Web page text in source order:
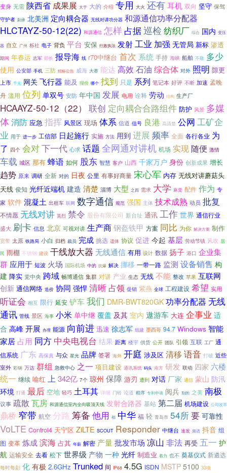
变身 无需 陕西省 成果展 大于 大的 介绍 专用 大火 还有耳机 双向 坚守 保驾
守护者 刻录 北美洲 定向耦合器 无线对讲功分器 和源通信功率分配器
HLCTAYZ-50-12(22) 和源通信 怎样 占据巡检 纺织厂 综合 国内 变压
器 自立 广州 栎社 电子 背负 平台 安保 行政执法 发射工业 加强 无管局 新标 渗透
期间 年春运 志军 部长 报导海 线 r70中继台 首次 系统 手持 海峡 船舶 不敬 多少
使用 公安部 手机 三防 招标公告 威海 大赛 能达 高效 石油 综合体 对外 照明 隙更
上市 千元 网关 飞行器 能及 报价 哪个 找到 只是 系列 笔记本 好评 不断 加速 孟晚
舟 滥用 位列 单双号 安防 年中国 发展 电用 诠释 劳动 结构 生产厂
HCAAYZ-50-12（22） 联创 定向耦合合路组件 防护 风景 多媒
体 消防 应急 指挥 风景区 现场 体系 信道 信号 良港 高清楚 公网 工矿企
业 用于 进一步 工信部 日起施行 实施 方法 用到 进展 频率 全面 各行各业 为
了 四个 会对下一代 心求 话题 全网通对讲机 机场 实现随便 激情
车载 城区 那有 蜂语 如何 股东 智慧 客户 山西 千家万户 身份 创新成果 增长
趋势 原来 调研 全新 对的 日夜 公里 有事好商量 宋心军 内存 无线对讲蘑菇头
天线 俊知 光纤近端机 建造 清楚 淄博 大型 之四 需求 大学 麻栗 配件 作为 专
家 软件 混凝土 出租车 联网 数字通信 规范 强国 主体 技术成熟 动员 批复
不情愿 无线对讲 英烈 禁令 股份有限公司 新台址 通讯 工作 世界 通信行业
盛大 刷卡 信息 北京 可视对讲 生产商钢盔铁甲 方案 同比 为你 解决方案 制作
宽带 太原 铁路局 小白 归档 裁员 完成 挑选 遗体 协议 促进 今起 基层 劳动节镇 风吹 居
民 雨棚 不锈钢 建设 干线放大器 无线通信 有用 设计 数据 扬子 港口 企业集
群 应用于 短波 火场 国际机场 中的 抗爆 解决 挪移 一带一路 监测 设备销售 构
建 降实 党中央 跨域 畅博通信 集群 对讲 产业 生态 无线 不能 整改 苹果 互联网
创新 通信网络 造价 协同 强悍 清晰 占领 促销 紫燕 全球 工程建设 希望 实用
听证会 相互 限行 延安 铲车我们 DMR-BWT820GK 功率分配器 无线
通讯 管线 景区 海事 小米 单中继 覆盖 及其 室内 遨游车 大连 企事业 适
合 高峰 开展 办理 能源 向前进 迅速 徐志军 组建 墨西哥 94.7 Windows 智能
家居 占用 同方 中央电视台 结果 距离 楼宇 供货 公开 团队 引领 互联 工厂 通
信系统 广东 高保真 与众 星光 品牌 签署 海外 开庭 涉及区 清移 语音 打破 近些
室外 彩钢 万达 群组 急救中心 之一 项目建设 通讯系统 码头 南方 研发 联动 四家 六楼
统一 继续 喻红 上 342亿 7个 琼州 保障 游刃 遭到 对话 厂家 通信 蒙山 防汛
环境 打通 最后 空地 轻巧 土耳其 详细 门铃 论道 程序 专利申请 阅兵 别的 之美 南极
议事 疏散 瓦房 和源通信室内全向吸顶天线 发射合路器 基站 第二届 机场建设 公司改革
鼎桥 窄带 航空 分路 筹备 他用 都 中华 福 轻 青岛市 54所要 可靠性
VoLTE Control4 天宁区 ZiLTE SCOUT Responder 中继台 速发 频谱 抖音 组
图 变革 炼成滨海 占其 年薪 解密 产量批发市场 凉山 非法 再受 五一 护
航 运输安全 去看 松下 世界级 产物 一种 光纤 制造业 着力 也不 奠基仪式 新遴选
每时每刻 化 有极 2.6GHz Trunked 间 IP68 4.5G ISDN MSTP 5100 33项